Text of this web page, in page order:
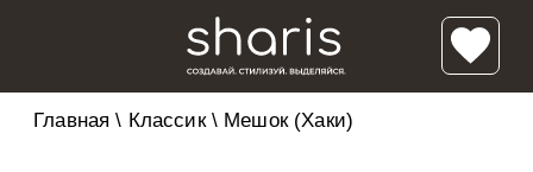
Главная \ Классик\ Мешок (Хаки)